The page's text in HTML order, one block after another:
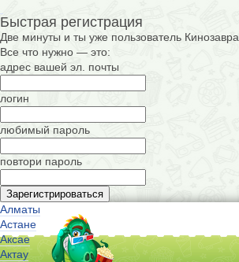
Быстрая регистрация
Две минуты и ты уже пользователь Кинозавра.
Все что нужно — это:
адрес вашей эл. почты
логин
любимый пароль
повтори пароль
Алматы
Астане
Аксае
Актау